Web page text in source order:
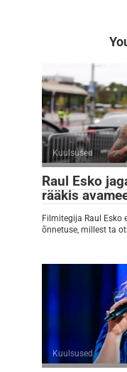
Kuulsused
Raul Esko
rääkis
Filmitegija Raul Esko
õnnetuse, millest ta
Kuulsused